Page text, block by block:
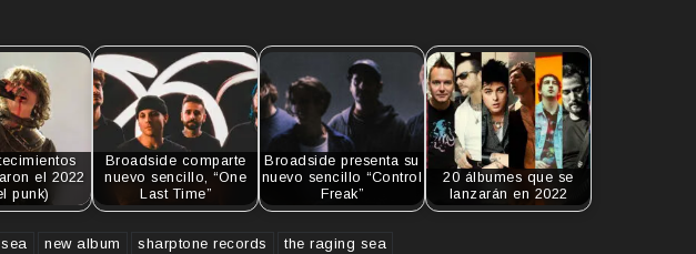
el 2022
punk)
Broadside comparte
nuevo sencillo, “One
Last Time”
Broadside presenta su
nuevo sencillo “Control
Freak”
20 álbumes que se
lanzarán en 2022
new album sharptone records the raging sea